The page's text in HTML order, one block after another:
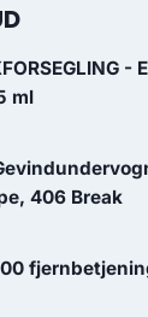
-
ml
406 Break